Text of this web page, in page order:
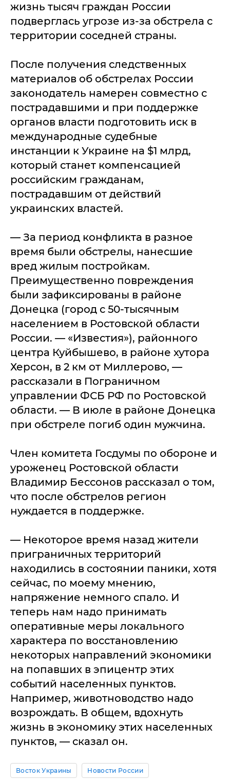
жизнь тысяч граждан России
подверглась угрозе из-за обстрела с
территории соседней страны.
После получения следственных
материалов об обстрелах России
законодатель намерен совместно с
пострадавшими и при поддержке
органов власти подготовить иск в
международные судебные
инстанции к Украине на $1 млрд,
который станет компенсацией
российским гражданам,
пострадавшим от действий
украинских властей.
— За период конфликта в разное
время были обстрелы, нанесшие
вред жилым постройкам.
Преимущественно повреждения
были зафиксированы в районе
Донецка (город с 50-тысячным
населением в Ростовской области
России. — «Известия»), районного
центра Куйбышево, в районе хутора
Херсон, в 2 км от Миллерово, —
рассказали в Пограничном
управлении ФСБ РФ по Ростовской
области. — В июле в районе Донецка
при обстреле погиб один мужчина.
Член комитета Госдумы по обороне и
уроженец Ростовской области
Владимир Бессонов рассказал о том,
что после обстрелов регион
нуждается в поддержке.
— Некоторое время назад жители
приграничных территорий
находились в состоянии паники, хотя
сейчас, по моему мнению,
напряжение немного спало. И
теперь нам надо принимать
оперативные меры локального
характера по восстановлению
некоторых направлений экономики
на попавших в эпицентр этих
событий населенных пунктов.
Например, животноводство надо
возрождать. В общем, вдохнуть
жизнь в экономику этих населенных
пунктов, — сказал он.
Восток Украины Новости России